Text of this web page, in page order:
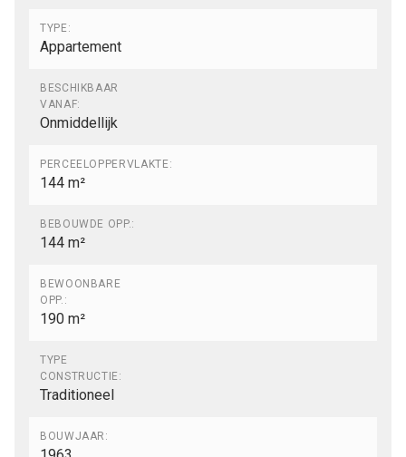
TYPE:
Appartement
BESCHIKBAAR
VANAF:
Onmiddellijk
PERCEELOPPERVLAKTE:
144 m²
BEBOUWDE OPP.:
144 m²
BEWOONBARE
OPP.:
190 m²
TYPE
CONSTRUCTIE:
Traditioneel
BOUWJAAR: